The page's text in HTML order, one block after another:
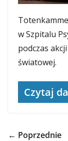
w Szpitalu
podczas
światowej.
Czytaj
← Poprzednie